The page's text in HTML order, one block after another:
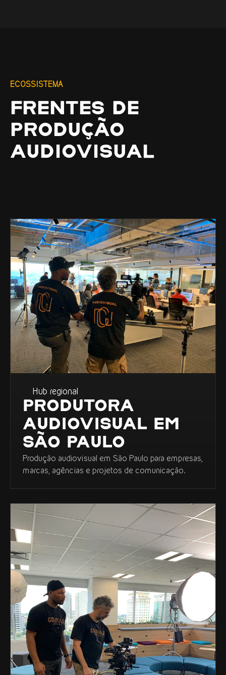
ECOSSISTEMA
FRENTES DE
PRODUÇÃO
AUDIOVISUAL
Hub regional
PRODUTORA
AUDIOVISUAL EM
SÃO PAULO
Produção audiovisual em São Paulo para empresas,
marcas, agências e projetos de comunicação.